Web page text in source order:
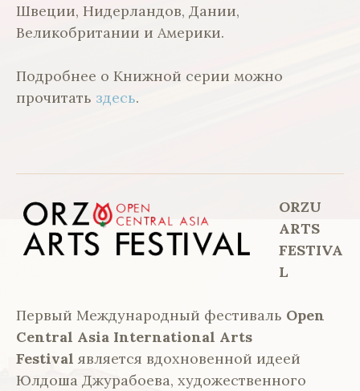
Швеции, Нидерландов, Дании,
Великобритании и Америки.
Подробнее о Книжной серии можно
прочитать здесь.
ORZU
ARTS
FESTIVA
L
Первый Международный фестиваль Open
Central Asia International Arts
Festival является вдохновенной идеей
Юлдоша Джурабоева, художественного